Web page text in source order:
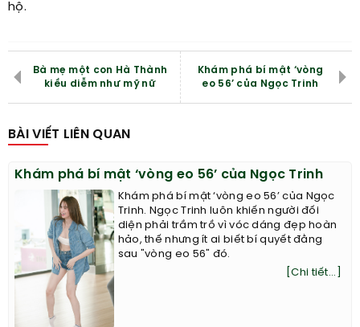
hộ.
Bà mẹ một con Hà Thành
kiều diễm như mỹ nữ
Khám phá bí mật ‘vòng
eo 56’ của Ngọc Trinh
BÀI VIẾT LIÊN QUAN
Khám phá bí mật ‘vòng eo 56’ của Ngọc Trinh
Khám phá bí mật ‘vòng eo 56’ của Ngọc
Trinh. Ngọc Trinh luôn khiến người đối
diện phải trầm trồ vì vóc dáng đẹp hoàn
hảo, thế nhưng ít ai biết bí quyết đằng
sau "vòng eo 56" đó.
[Chi tiết...]